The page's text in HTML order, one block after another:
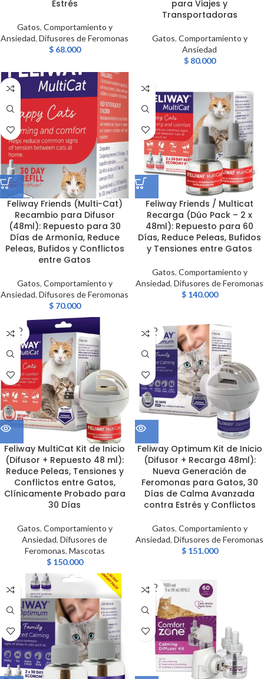
Estrés
Gatos, Comportamiento y
Ansiedad, Difusores de Feromonas
$68.000
para Viajes y
Transportadoras
Gatos, Comportamiento y
Ansiedad
$80.000
Feliway Friends (Multi-Cat)
Recambio para Difusor
(48ml): Repuesto para 30
Días de Armonía, Reduce
Peleas, Bufidos y Conflictos
entre Gatos
Gatos, Comportamiento y
Ansiedad, Difusores de Feromonas
$70.000
Feliway Friends / Multicat
Recarga (Dúo Pack – 2 x
48ml): Repuesto para 60
Días, Reduce Peleas, Bufidos
y Tensiones entre Gatos
Gatos, Comportamiento y
Ansiedad, Difusores de Feromonas
$140.000
SOLD
OUT
Feliway MultiCat Kit de Inicio
(Difusor + Repuesto 48 ml):
Reduce Peleas, Tensiones y
Conflictos entre Gatos,
Clínicamente Probado para
30 Días
Gatos, Comportamiento y
Ansiedad, Difusores de
Feromonas, Mascotas
$150.000
SOLD
OUT
Feliway Optimum Kit de Inicio
(Difusor + Recarga 48ml):
Nueva Generación de
Feromonas para Gatos, 30
Días de Calma Avanzada
contra Estrés y Conflictos
Gatos, Comportamiento y
Ansiedad, Difusores de Feromonas
$151.000
SOLD
OUT